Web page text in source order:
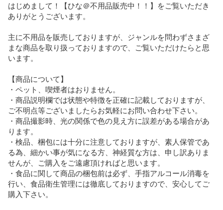
はじめまして！【ひな＠不用品販売中！！】をご覧いただき
ありがとうございます。
主に不用品を販売しておりますが、ジャンルを問わずさまざ
まな商品を取り扱っておりますので、ご覧いただけたらと思
います。
【商品について】
・ペット、喫煙者はおりません。
・商品説明欄では状態や特徴を正確に記載しておりますが、
ご不明点等ございましたらお気軽にお問い合わせ下さい。
・商品撮影時、光の関係で色の見え方に誤差がある場合があ
ります。
・検品、梱包には十分に注意しておりますが、素人保管であ
る為、細かい事が気になる方、神経質な方は、申し訳ありま
せんが、ご購入をご遠慮頂ければと思います。
・食品に関して商品の梱包前は必ず、手指アルコール消毒を
行い、食品衛生管理には徹底しておりますので、安心してご
購入下さい。